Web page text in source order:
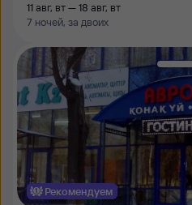
11 авг, вт — 18 авг, вт
7 ночей, за двоих
Рекомендуем